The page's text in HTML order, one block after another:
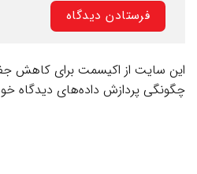
این سایت از اکیسمت برای کاهش
چگونگی پردازش داده‌های دیدگاه